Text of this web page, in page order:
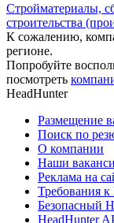
Стройматериалы,
строительства
К сожалению,
регионе.
Попробуйте
посмотреть
HeadHunter
Размещение
Поиск по
О компании
Наши
Реклама на
Требования
Безопасный
HeadHunter